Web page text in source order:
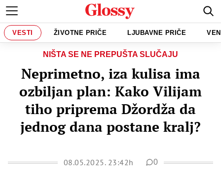
VESTI ŽIVOTNE PRIČE LJUBAVNE PRIČE
NIŠTA SE NE PREPUŠTA SLUČAJU
Neprimetno, iza kulisa ima
ozbiljan plan: Kako Vilijam
tiho priprema Džordža da
jednog dana postane kralj?
08.05.2025. 23:42h 0